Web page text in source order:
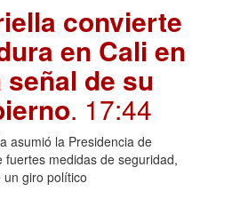
convierte
en Cali en
de su
. 17:44
asumió la Presidencia de
fuertes medidas de seguridad,
giro político